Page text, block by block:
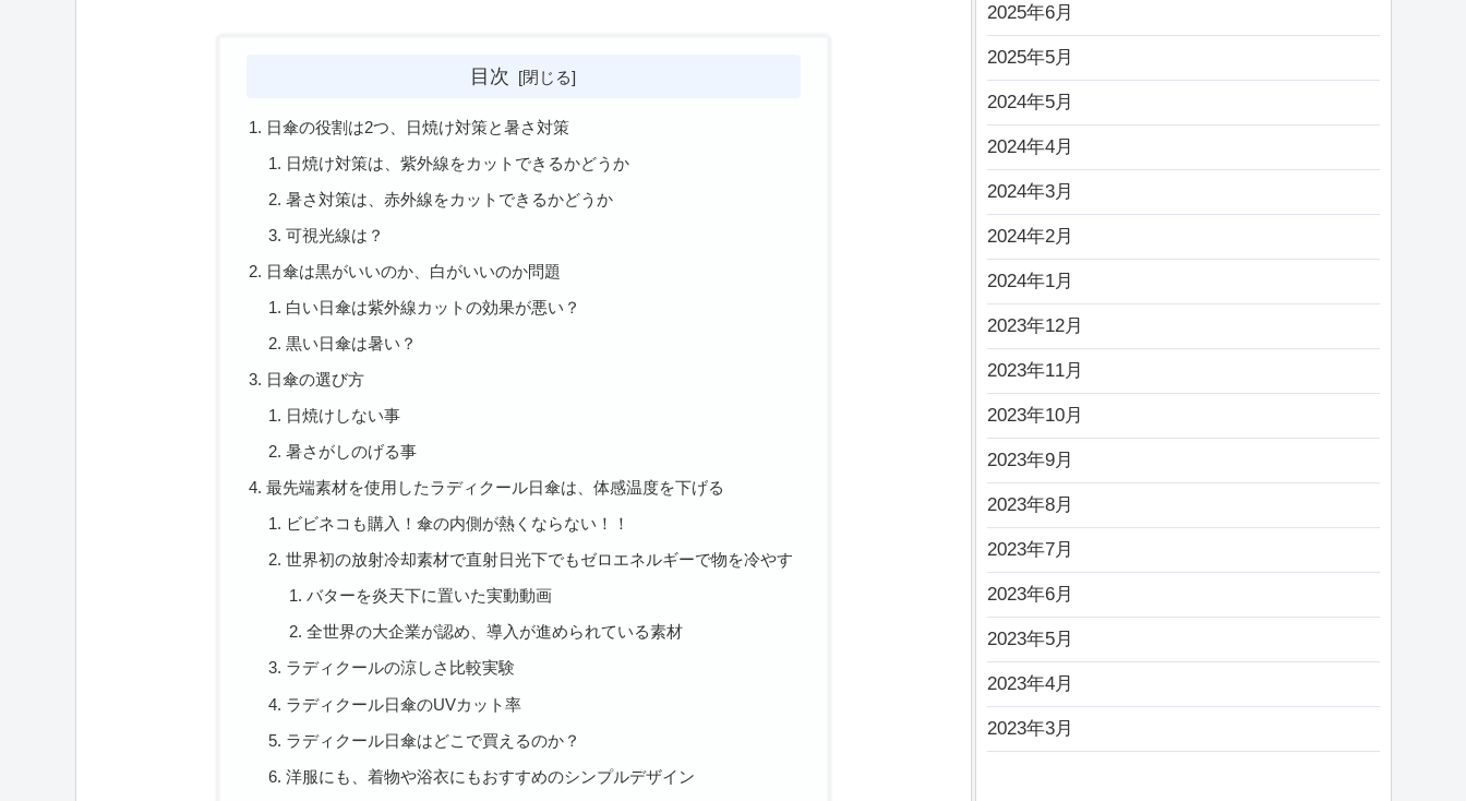
目次
日傘の役割は2つ、日焼け対策と暑さ対策
日焼け対策は、紫外線をカットできるかどうか
暑さ対策は、赤外線をカットできるかどうか
可視光線は？
日傘は黒がいいのか、白がいいのか問題
白い日傘は紫外線カットの効果が悪い？
黒い日傘は暑い？
日傘の選び方
日焼けしない事
暑さがしのげる事
最先端素材を使用したラディクール日傘は、体感温度を下げる
ビビネコも購入！傘の内側が熱くならない！！
世界初の放射冷却素材で直射日光下でもゼロエネルギーで物を冷やす
バターを炎天下に置いた実動動画
全世界の大企業が認め、導入が進められている素材
ラディクールの涼しさ比較実験
ラディクール日傘のUVカット率
ラディクール日傘はどこで買えるのか？
洋服にも、着物や浴衣にもおすすめのシンプルデザイン
2025年6月
2025年5月
2024年5月
2024年4月
2024年3月
2024年2月
2024年1月
2023年12月
2023年11月
2023年10月
2023年9月
2023年8月
2023年7月
2023年6月
2023年5月
2023年4月
2023年3月